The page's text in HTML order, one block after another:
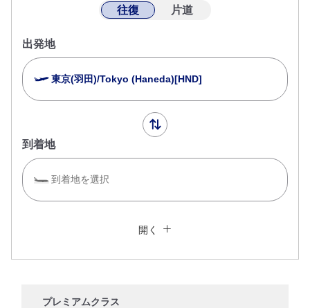
往復 片道
出発地
東京(羽田)/Tokyo (Haneda)[HND]
到着地
到着地を選択
運賃タイプ指定なし
開く
プレミアムクラス